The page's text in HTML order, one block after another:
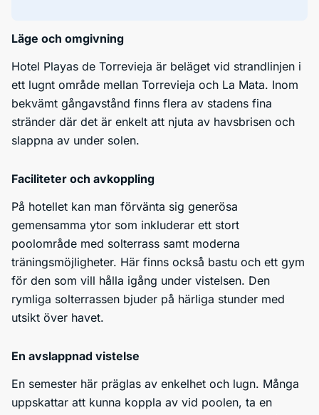
Läge och omgivning
Hotel Playas de Torrevieja är beläget vid strandlinjen i
ett lugnt område mellan Torrevieja och La Mata. Inom
bekvämt gångavstånd finns flera av stadens fina
stränder där det är enkelt att njuta av havsbrisen och
slappna av under solen.
Faciliteter och avkoppling
På hotellet kan man förvänta sig generösa
gemensamma ytor som inkluderar ett stort
poolområde med solterrass samt moderna
träningsmöjligheter. Här finns också bastu och ett gym
för den som vill hålla igång under vistelsen. Den
rymliga solterrassen bjuder på härliga stunder med
utsikt över havet.
En avslappnad vistelse
En semester här präglas av enkelhet och lugn. Många
uppskattar att kunna koppla av vid poolen, ta en